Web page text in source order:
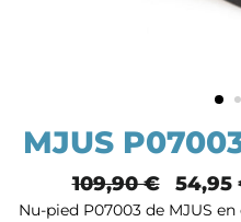
MJUS
Prix
normal
109,90 €
Prix
remisé
54,95
Nu-pied P07003 de MJUS